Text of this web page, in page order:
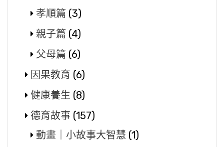
孝順篇 (3)
親子篇 (4)
父母篇 (6)
因果教育 (6)
健康養生 (8)
德育故事 (157)
動畫｜小故事大智慧 (1)